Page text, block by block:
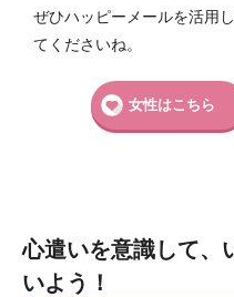
ぜひハッピーメールを活用
てくださいね。
女性はこちら
心遣いを意識して、
いよう ！